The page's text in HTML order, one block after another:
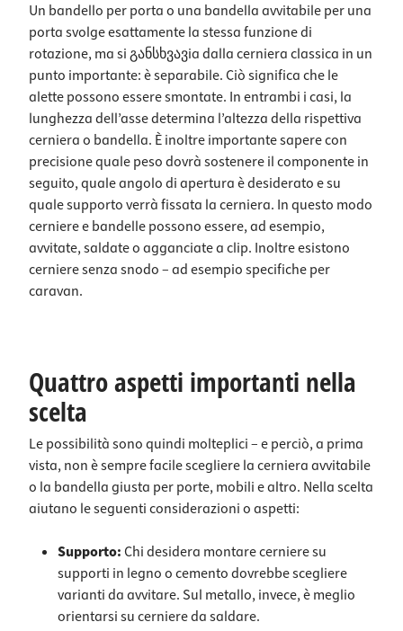
Un bandello per porta o una bandella avvitabile per una
porta svolge esattamente la stessa funzione di
rotazione, ma si განსხვავia dalla cerniera classica in un
punto importante: è separabile. Ciò significa che le
alette possono essere smontate. In entrambi i casi, la
lunghezza dell’asse determina l’altezza della rispettiva
cerniera o bandella. È inoltre importante sapere con
precisione quale peso dovrà sostenere il componente in
seguito, quale angolo di apertura è desiderato e su
quale supporto verrà fissata la cerniera. In questo modo
cerniere e bandelle possono essere, ad esempio,
avvitate, saldate o agganciate a clip. Inoltre esistono
cerniere senza snodo – ad esempio specifiche per
caravan.
Quattro aspetti importanti nella
scelta
Le possibilità sono quindi molteplici – e perciò, a prima
vista, non è sempre facile scegliere la cerniera avvitabile
o la bandella giusta per porte, mobili e altro. Nella scelta
aiutano le seguenti considerazioni o aspetti:
Supporto:Chi desidera montare cerniere su
supporti in legno o cemento dovrebbe scegliere
varianti da avvitare. Sul metallo, invece, è meglio
orientarsi su cerniere da saldare.